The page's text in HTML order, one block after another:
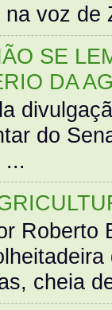
na voz de
SE
DA
do
...
Roberto
cheia